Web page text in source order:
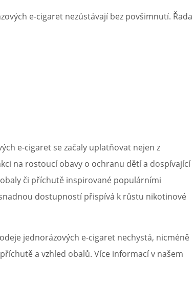
e-cigaret nezůstávají bez povšimnutí. Řada
e-cigaret se začaly uplatňovat nejen z
na rostoucí obavy o ochranu dětí a dospívající
či příchutě inspirované populárními
dostupností přispívá k růstu nikotinové
jednorázových e-cigaret nechystá, nicméně
a vzhled obalů. Více informací v našem